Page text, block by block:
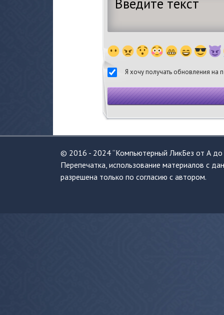
Я хочу получать обновления на
© 2016 - 2024 “Компьютерный ЛикБез от А до
Перепечатка, использование материалов с
разрешена только по согласию с автором.